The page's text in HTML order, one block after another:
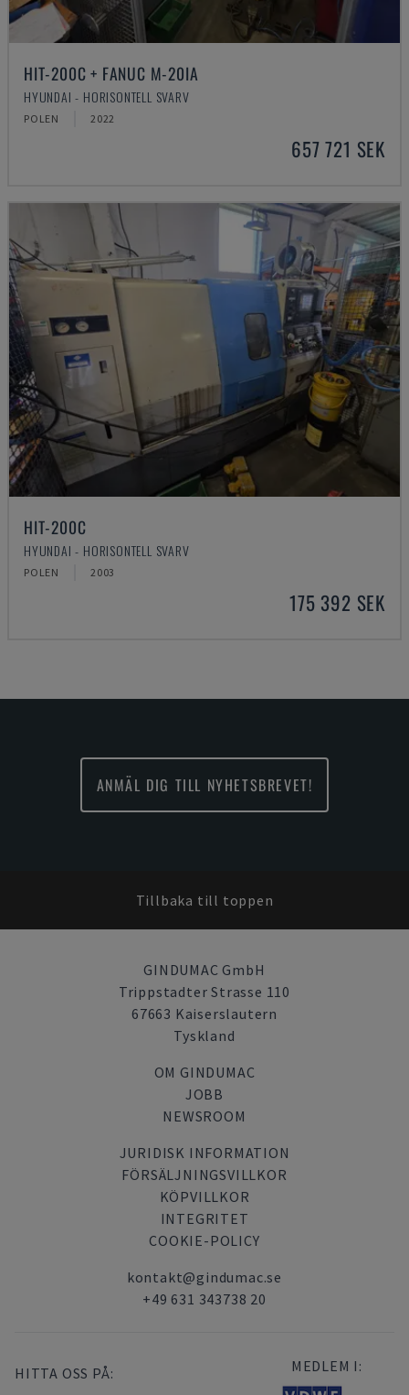
HIT-200C + FANUC M-20IA
HYUNDAI - HORISONTELL SVARV
POLEN 2022
657 721 SEK
HIT-200C
HYUNDAI - HORISONTELL SVARV
POLEN 2003
175 392 SEK
ANMÄL DIG TILL NYHETSBREVET!
Tillbaka till toppen
GINDUMAC GmbH
Trippstadter Strasse 110
67663 Kaiserslautern
Tyskland
OM GINDUMAC
JOBB
NEWSROOM
JURIDISK INFORMATION
FÖRSÄLJNINGSVILLKOR
KÖPVILLKOR
INTEGRITET
COOKIE-POLICY
kontakt@gindumac.se
+49 631 343738 20
HITTA OSS PÅ: MEDLEM I: